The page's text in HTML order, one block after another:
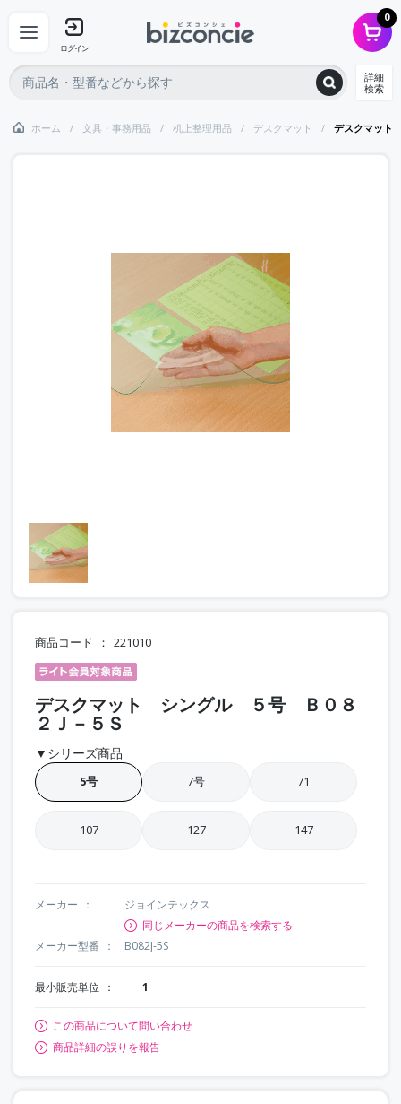
ログイン
0
詳細
検索
ホーム 文具・事務用品 机上整理用品 デスクマット デスクマッ
商品コード 221010
デスクマット シングル ５号 Ｂ０８
２Ｊ－５Ｓ
▼シリーズ商品
5号 7号 71
107 127 147
メーカー
ジョインテックス
同じメーカーの商品を検索する
メーカー型番
B082J-5S
最小販売単位 1
この商品について問い合わせ
商品詳細の誤りを報告